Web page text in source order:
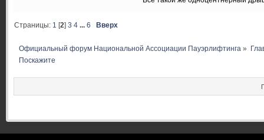
Страницы: 1 [2]3 4 ...6 Вверх
Официальный форум Национальной Ассоциации Пауэрлифтинга »
Поскажите